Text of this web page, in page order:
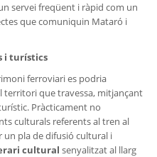
servei freqüent i ràpid com un
que comuniquin Mataró i
i turístics
ferroviari es podria
territori que travessa, mitjançant
Pràcticament no
culturals referents al tren al
un pla de difusió cultural i
cultural senyalitzat al llarg